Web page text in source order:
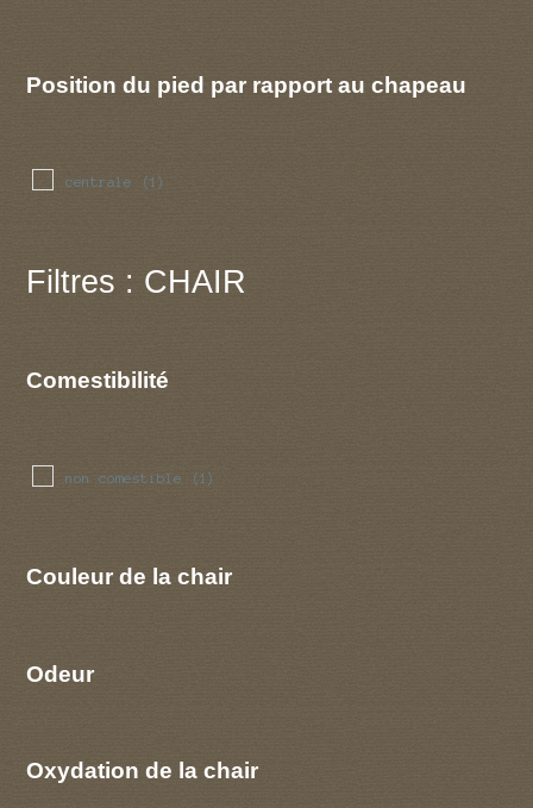
Position du pied par rapport au chapeau
centrale (1)
Filtres : CHAIR
Comestibilité
non comestible (1)
Couleur de la chair
Odeur
Oxydation de la chair